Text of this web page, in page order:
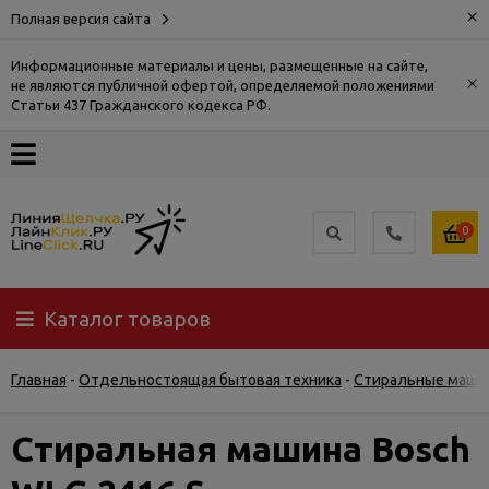
Полная версия сайта ×
Информационные материалы и цены, размещенные на сайте,
не являются публичной офертой, определяемой положениями
Статьи 437 Гражданского кодекса РФ.
×
О
Доставка
Самовывоз
Гарантия
возврат
0
Каталог товаров
Главная - Отдельностоящая бытовая техника - Стиральные
Стиральная машина Bosch